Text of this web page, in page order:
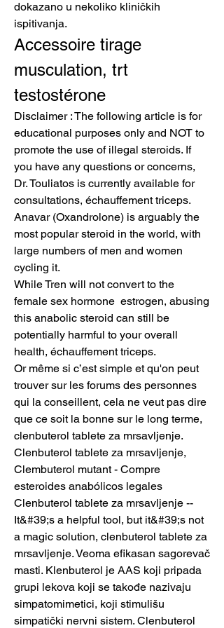
dokazano u nekoliko kliničkih
ispitivanja.
Accessoire tirage
musculation, trt
testostérone
Disclaimer : The following article is for
educational purposes only and NOT to
promote the use of illegal steroids. If
you have any questions or concerns,
Dr. Touliatos is currently available for
consultations, échauffement triceps.
Anavar (Oxandrolone) is arguably the
most popular steroid in the world, with
large numbers of men and women
cycling it.
While Tren will not convert to the
female sex hormone  estrogen, abusing
this anabolic steroid can still be
potentially harmful to your overall
health, échauffement triceps.
Or même si c’est simple et qu'on peut
trouver sur les forums des personnes
qui la conseillent, cela ne veut pas dire
que ce soit la bonne sur le long terme,
clenbuterol tablete za mrsavljenje.
Clenbuterol tablete za mrsavljenje,
Clembuterol mutant - Compre
esteroides anabólicos legales
Clenbuterol tablete za mrsavljenje --
It&#39;s a helpful tool, but it&#39;s not
a magic solution, clenbuterol tablete za
mrsavljenje. Veoma efikasan sagorevač
masti. Klenbuterol je AAS koji pripada
grupi lekova koji se takođe nazivaju
simpatomimetici, koji stimulišu
simpatički nervni sistem. Clenbuterol